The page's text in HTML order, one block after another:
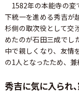
1582年の本能寺の変
下統一を進める秀吉が
杉側の取次役として交
めたのが石田三成でし
中で親しくなり、友情
の1人となったため、兼
秀吉に気に入られ